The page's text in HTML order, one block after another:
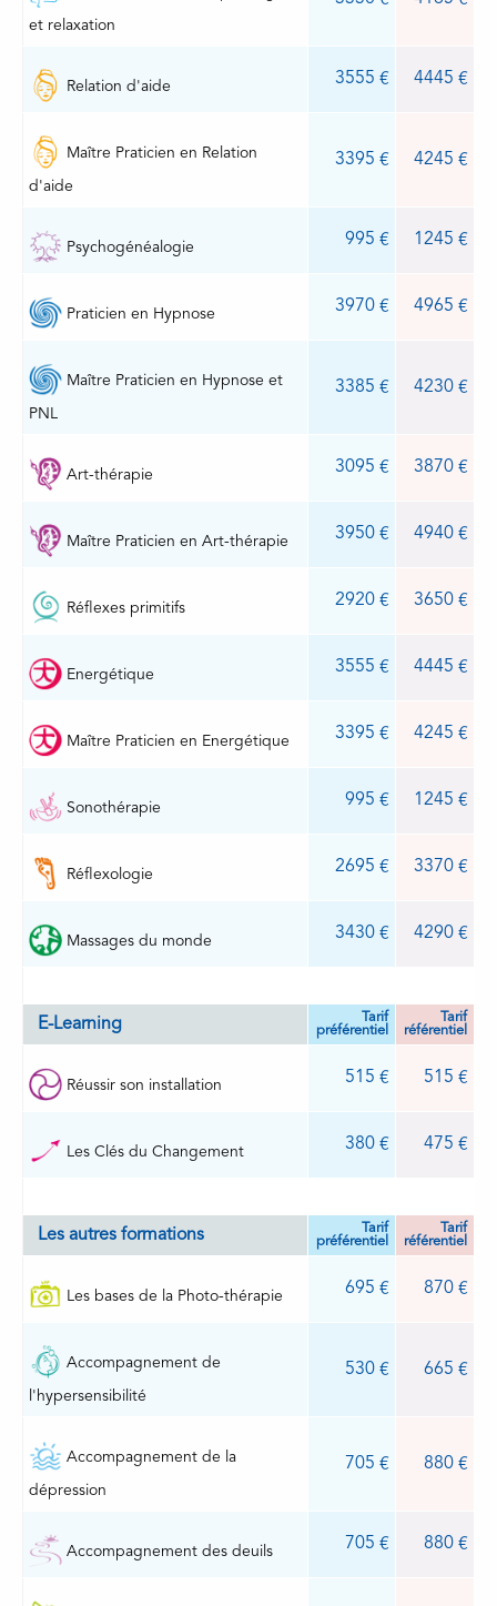
et relaxation
Relation d'aide 3555 4445
Maître Praticien en Relation
d'aide
3395 4245
Psychogénéalogie 995 1245
Praticien en Hypnose 3970 4965
Maître Praticien en Hypnose et
PNL
3385 4230
Art-thérapie 3095 3870
Maître Praticien en Art-thérapie 3950 4940
Réflexes primitifs 2920 3650
Energétique 3555 4445
Maître Praticien en Energétique 3395 4245
Sonothérapie 995 1245
Réflexologie 2695 3370
Massages du monde 3430 4290
E-Learning
Tarif
préférentiel
Tarif
référentiel
Réussir son installation 515 515
Les Clés du Changement 380 475
Les autres formations
Tarif
préférentiel
Tarif
référentiel
Les bases de la Photo-thérapie 695 870
Accompagnement de
l'hypersensibilité
530 665
Accompagnement de la
dépression
705 880
Accompagnement des deuils 705 880